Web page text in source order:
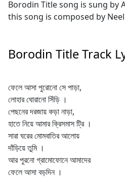
Borodin Title song is sung by
this song is composed by
Borodin Title Track
ফেলে আসা পুরোনো সে পাড়া,
লোহার ঘোরানো সিঁড়ি ।
পেছনের দরজায় কড়া নাড়া,
হাতে নিয়ে আমার ক্রিসমাস ট্রি ।
সারা ঘরের মোমবাতির আলোয়
দাঁড়িয়ে তুমি ।
আর পুরনো গ্রামোফোনে আমাদের
ফেলে আসা বড়দিন ।